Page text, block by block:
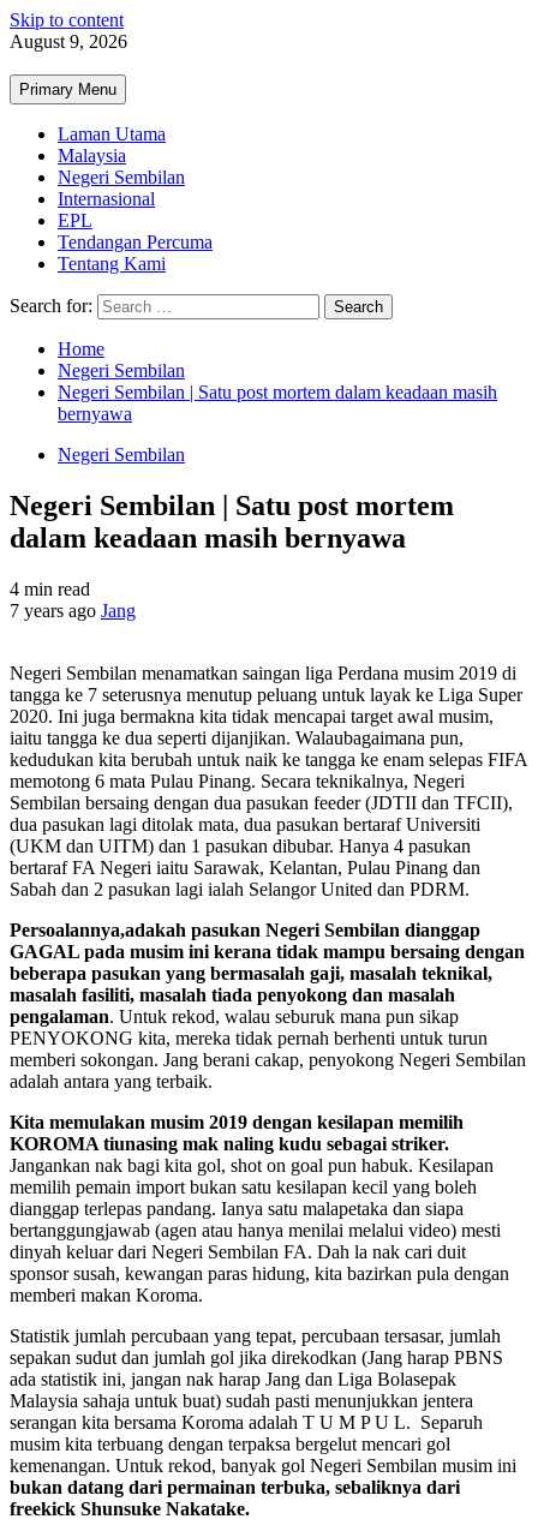
Skip to content
August 9, 2026
Primary Menu
Laman Utama
Malaysia
Negeri Sembilan
Internasional
EPL
Tendangan Percuma
Tentang Kami
Search for:
Home
Negeri Sembilan
Negeri Sembilan | Satu post mortem dalam keadaan masih
bernyawa
Negeri Sembilan
Negeri Sembilan | Satu post mortem
dalam keadaan masih bernyawa
4 min read
7 years ago Jang
Negeri Sembilan menamatkan saingan liga Perdana musim 2019 di
tangga ke 7 seterusnya menutup peluang untuk layak ke Liga Super
2020. Ini juga bermakna kita tidak mencapai target awal musim,
iaitu tangga ke dua seperti dijanjikan. Walaubagaimana pun,
kedudukan kita berubah untuk naik ke tangga ke enam selepas FIFA
memotong 6 mata Pulau Pinang. Secara teknikalnya, Negeri
Sembilan bersaing dengan dua pasukan feeder (JDTII dan TFCII),
dua pasukan lagi ditolak mata, dua pasukan bertaraf Universiti
(UKM dan UITM) dan 1 pasukan dibubar. Hanya 4 pasukan
bertaraf FA Negeri iaitu Sarawak, Kelantan, Pulau Pinang dan
Sabah dan 2 pasukan lagi ialah Selangor United dan PDRM.
Persoalannya,adakah pasukan Negeri Sembilan dianggap
GAGAL pada musim ini kerana tidak mampu bersaing dengan
beberapa pasukan yang bermasalah gaji, masalah teknikal,
masalah fasiliti, masalah tiada penyokong dan masalah
pengalaman. Untuk rekod, walau seburuk mana pun sikap
PENYOKONG kita, mereka tidak pernah berhenti untuk turun
memberi sokongan. Jang berani cakap, penyokong Negeri Sembilan
adalah antara yang terbaik.
Kita memulakan musim 2019 dengan kesilapan memilih
KOROMA tiunasing mak naling kudu sebagai striker.
Jangankan nak bagi kita gol, shot on goal pun habuk. Kesilapan
memilih pemain import bukan satu kesilapan kecil yang boleh
dianggap terlepas pandang. Ianya satu malapetaka dan siapa
bertanggungjawab (agen atau hanya menilai melalui video) mesti
dinyah keluar dari Negeri Sembilan FA. Dah la nak cari duit
sponsor susah, kewangan paras hidung, kita bazirkan pula dengan
memberi makan Koroma.
Statistik jumlah percubaan yang tepat, percubaan tersasar, jumlah
sepakan sudut dan jumlah gol jika direkodkan (Jang harap PBNS
ada statistik ini, jangan nak harap Jang dan Liga Bolasepak
Malaysia sahaja untuk buat) sudah pasti menunjukkan jentera
serangan kita bersama Koroma adalah T U M P U L. Separuh
musim kita terbuang dengan terpaksa bergelut mencari gol
kemenangan. Untuk rekod, banyak gol Negeri Sembilan musim ini
bukan datang dari permainan terbuka, sebaliknya dari
freekick Shunsuke Nakatake.